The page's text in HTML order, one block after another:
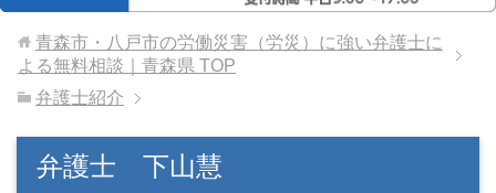
青森市・八戸市の労働災害（労災）に強い弁護士に
よる無料相談｜青森県 TOP
弁護士紹介
弁護士 下山慧